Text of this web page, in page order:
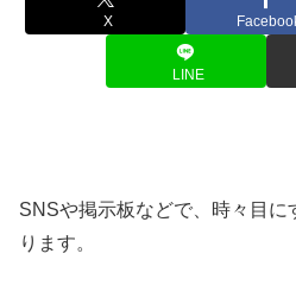
X
LINE
SNSや掲示板などで、時々目に
ります。